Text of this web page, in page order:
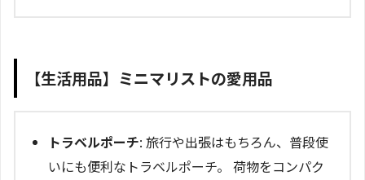
【生活用品】ミニマリストの愛用品
トラベルポーチ: 旅行や出張はもちろん、普段使
いにも便利なトラベルポーチ。 荷物をコンパク